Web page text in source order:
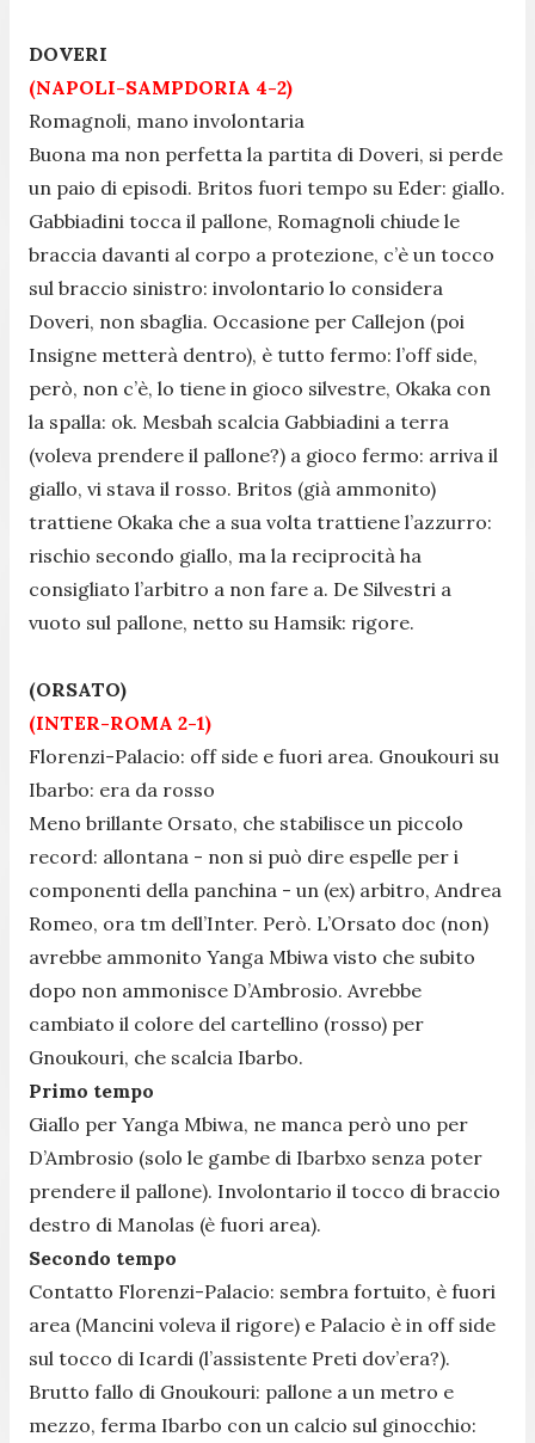
DOVERI
(NAPOLI-SAMPDORIA 4-2)
Romagnoli, mano involontaria
Buona ma non perfetta la partita di Doveri, si perde
un paio di episodi. Britos fuori tempo su Eder: giallo.
Gabbiadini tocca il pallone, Romagnoli chiude le
braccia davanti al corpo a protezione, c’è un tocco
sul braccio sinistro: involontario lo considera
Doveri, non sbaglia. Occasione per Callejon (poi
Insigne metterà dentro), è tutto fermo: l’off side,
però, non c’è, lo tiene in gioco silvestre, Okaka con
la spalla: ok. Mesbah scalcia Gabbiadini a terra
(voleva prendere il pallone?) a gioco fermo: arriva il
giallo, vi stava il rosso. Britos (già ammonito)
trattiene Okaka che a sua volta trattiene l’azzurro:
rischio secondo giallo, ma la reciprocità ha
consigliato l’arbitro a non fare a. De Silvestri a
vuoto sul pallone, netto su Hamsik: rigore.
(ORSATO)
(INTER-ROMA 2-1)
Florenzi-Palacio: off side e fuori area. Gnoukouri su
Ibarbo: era da rosso
Meno brillante Orsato, che stabilisce un piccolo
record: allontana - non si può dire espelle per i
componenti della panchina - un (ex) arbitro, Andrea
Romeo, ora tm dell’Inter. Però. L’Orsato doc (non)
avrebbe ammonito Yanga Mbiwa visto che subito
dopo non ammonisce D’Ambrosio. Avrebbe
cambiato il colore del cartellino (rosso) per
Gnoukouri, che scalcia Ibarbo.
Primo tempo
Giallo per Yanga Mbiwa, ne manca però uno per
D’Ambrosio (solo le gambe di Ibarbxo senza poter
prendere il pallone). Involontario il tocco di braccio
destro di Manolas (è fuori area).
Secondo tempo
Contatto Florenzi-Palacio: sembra fortuito, è fuori
area (Mancini voleva il rigore) e Palacio è in off side
sul tocco di Icardi (l’assistente Preti dov’era?).
Brutto fallo di Gnoukouri: pallone a un metro e
mezzo, ferma Ibarbo con un calcio sul ginocchio: